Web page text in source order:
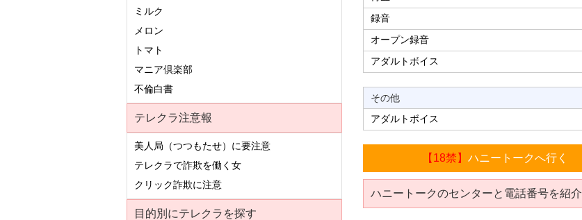
録音
オープン録音
アダルトボイス
その他
アダルトボイス
【18禁】 ハニートークへ行く
ハニートークのセンターと電話番号を紹介
ミルク
メロン
トマト
マニア倶楽部
不倫白書
テレクラ注意報
美人局（つつもたせ）に要注意
テレクラで詐欺を働く女
クリック詐欺に注意
目的別にテレクラを探す